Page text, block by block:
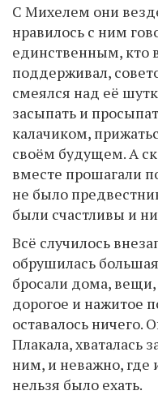
С Михелем они
нравилось с ним
единственным, кто
поддерживал,
смеялся над её
засыпать и
калачиком,
своём будущем. А
вместе прошагали
не было
были счастливы и
Всё случилось
обрушилась
бросали дома,
дорогое и нажитое
оставалось ничего.
Плакала, хваталась
ним, и неважно, где
нельзя было ехать.